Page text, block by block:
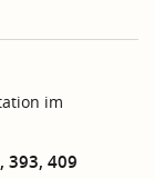
im
393, 409